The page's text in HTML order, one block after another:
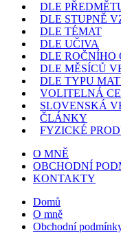
DLE
DLE STUPNĚ
DLE TÉMAT
DLE UČIVA
DLE ROČNÍHO
DLE MĚSÍCŮ
DLE TYPU
VOLITELNÁ
SLOVENSKÁ
ČLÁNKY
FYZICKÉ
O MNĚ
OBCHODNÍ
KONTAKTY
Domů
O mně
Obchodní